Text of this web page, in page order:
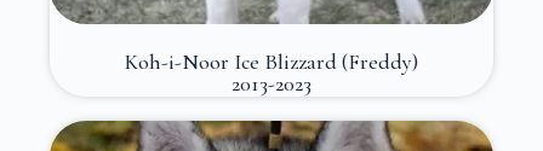
Koh-i-Noor Ice Blizzard (Freddy)
2013-2023